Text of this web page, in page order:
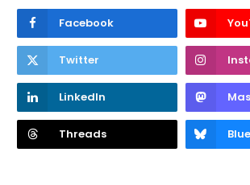
Facebook
Twitter
LinkedIn
Threads